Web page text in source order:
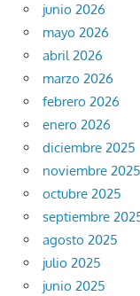
junio 2026
mayo 2026
abril 2026
marzo 2026
febrero 2026
enero 2026
diciembre 2025
noviembre 2025
octubre 2025
septiembre
agosto 2025
julio 2025
junio 2025